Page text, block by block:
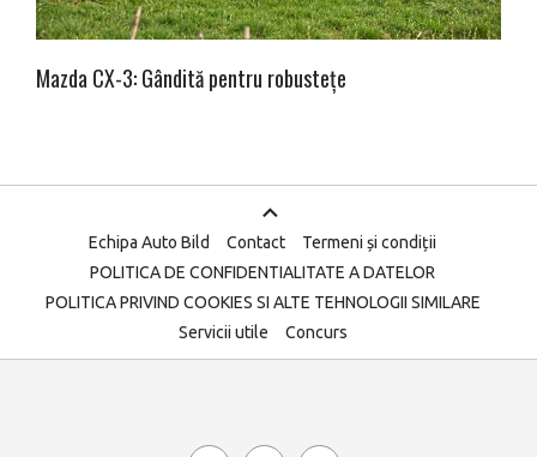
Mazda CX-3: Gândită pentru robustețe
Echipa Auto Bild Contact
Termeni și condiții
POLITICA DE CONFIDENTIALITATE A DATELOR
POLITICA PRIVIND COOKIES SI ALTE TEHNOLOGII SIMILARE
Servicii utile
Concurs